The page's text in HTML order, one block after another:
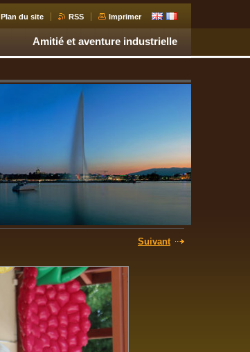
Plan du site RSS Imprimer
Amitié et aventure industrielle
Suivant